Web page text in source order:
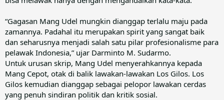
“Gagasan Mang Udel mungkin dianggap terlalu maju pada
zamannya. Padahal itu merupakan spirit yang sangat baik
dan seharusnya menjadi salah satu pilar profesionalisme para
pelawak Indonesia,” ujar Darminto M. Sudarmo.
Untuk urusan skrip, Mang Udel menyerahkannya kepada
Mang Cepot, otak di balik lawakan-lawakan Los Gilos. Los
Gilos kemudian dianggap sebagai pelopor lawakan cerdas
yang penuh sindiran politik dan kritik sosial.